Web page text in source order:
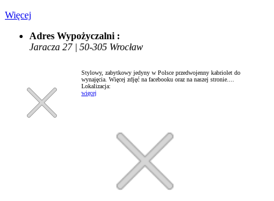
Więcej
Adres Wypożyczalni :
Jaracza 27 | 50-305 Wrocław
Stylowy, zabytkowy jedyny w Polsce przedwojenny kabriolet do
wynajęcia. Więcej zdjęć na facebooku oraz na naszej stronie....
Lokalizacja:
więcej